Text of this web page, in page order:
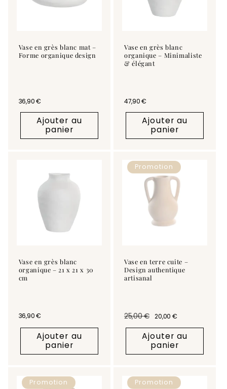
Vase en grès blanc mat –
Forme organique design
Prix habituel
36,90 €
Ajouter au
panier
Vase en grès blanc
organique – Minimaliste
& élégant
Prix habituel
47,90 €
Ajouter au
panier
Vase en grès blanc
organique – 21 x 21 x 30
cm
Prix habituel
36,90 €
Ajouter au
panier
Promotion
Vase en terre cuite –
Design authentique
artisanal
Prix habituel
25,00 €
Prix promotionnel
20,00 €
Ajouter au
panier
Promotion Promotion